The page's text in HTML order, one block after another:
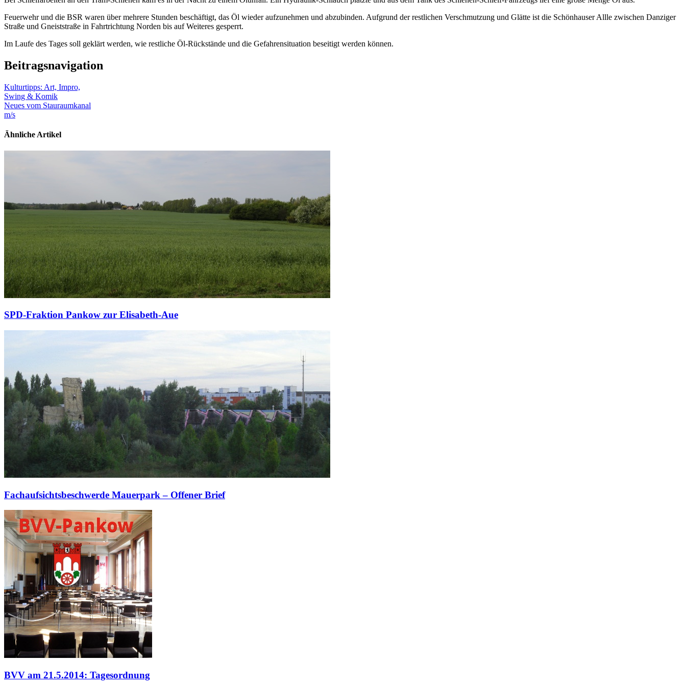
Feuerwehr und die BSR waren über mehrere Stunden beschäftigt, das Öl wieder aufzunehmen und abzubinden. Aufgrund der restlichen Verschmutzung und Glätte ist die Schönhauser Allle zwischen Danziger
Straße und Gneiststraße in Fahrtrichtung Norden bis auf Weiteres gesperrt.
Im Laufe des Tages soll geklärt werden, wie restliche Öl-Rückstände und die Gefahrensituation beseitigt werden können.
Beitragsnavigation
Kulturtipps: Art, Impro,
Swing & Komik
Neues vom Stauraumkanal
m/s
Ähnliche Artikel
SPD-Fraktion Pankow zur Elisabeth-Aue
Fachaufsichtsbeschwerde Mauerpark – Offener Brief
BVV am 21.5.2014: Tagesordnung